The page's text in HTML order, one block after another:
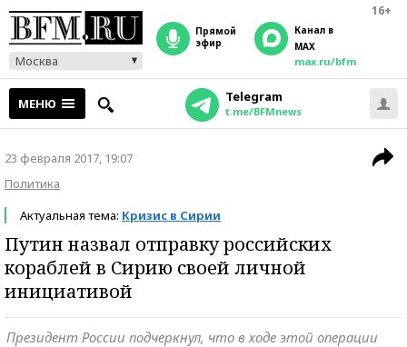
16+
Москва
прямой
эфир
Канал в
MAX
max.ru/bfm
МЕНЮ Telegram
t.me/BFMnews
23 февраля 2017, 19:07
Политика
Актуальная тема: Кризис в Сирии
Путин назвал отправку российских
кораблей в Сирию своей личной
инициативой
Президент России подчеркнул, что в ходе этой операции